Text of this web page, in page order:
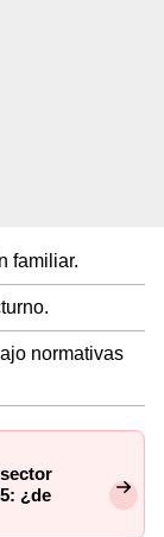
familiar.
normativas
¿de